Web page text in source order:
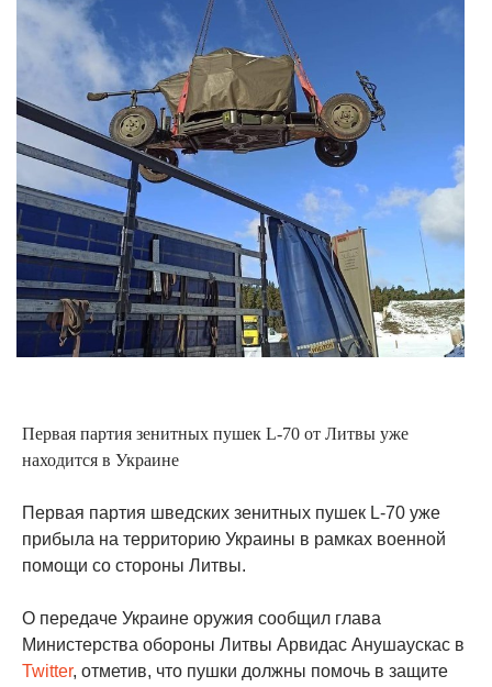
Первая партия зенитных пушек L-70 от Литвы уже
находится в Украине
Первая партия шведских зенитных пушек L-70 уже
прибыла на территорию Украины в рамках военной
помощи со стороны Литвы.
О передаче Украине оружия сообщил глава
Министерства обороны Литвы Арвидас Анушаускас в
Twitter, отметив, что пушки должны помочь в защите